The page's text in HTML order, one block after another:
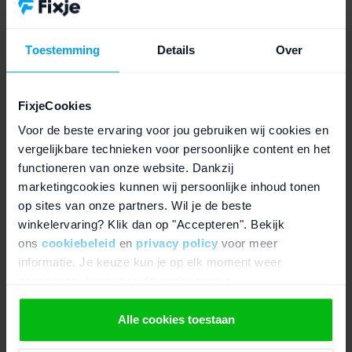
Toestemming Details Over
FixjeCookies
Voor de beste ervaring voor jou gebruiken wij cookies en
vergelijkbare technieken voor persoonlijke content en het
functioneren van onze website. Dankzij
marketingcookies kunnen wij persoonlijke inhoud tonen
op sites van onze partners. Wil je de beste
winkelervaring? Klik dan op "Accepteren". Bekijk
ons cookiebeleid en privacy policy voor meer
informatie. Je keuze kun je op elk moment weer
We werken samen met21 derdendie uw gegevens
kunnen ontvangen en verwerken.
Alle cookies toestaan
je toestel in je zak te hebben met bijvoorbeeld je sleutels. Fixje
te voorkomen. Zo leveren wij allerefurbished iPhone XS
toestellenstandaard uit met een tempered glass, zo zijn ze direct
Daarvoor koop je een tempered glass bij
Fixje:
Ruim 100.000 beoordelingen met een 9 gemiddeld!
Gratis verzending (en snelle verzendmethodes)
Eenvoudig zelf je tempered glass bevestigen op de
iPhone XS met een video
Altijd voldoende voorraad beschikbaar
Altijd 14 dagen bedenktermijn op alle producten